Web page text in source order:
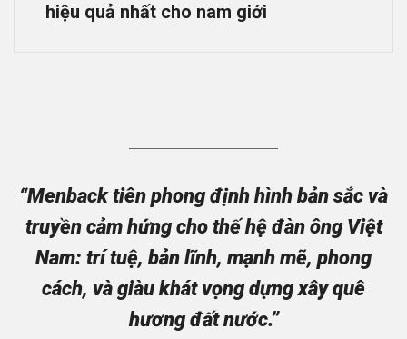
hiệu quả nhất cho nam giới
“Menback tiên phong định hình bản sắc và
truyền cảm hứng cho thế hệ đàn ông Việt
Nam: trí tuệ, bản lĩnh, mạnh mẽ, phong
cách, và giàu khát vọng dựng xây quê
hương đất nước.”